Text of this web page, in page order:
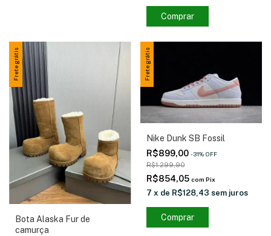
Comprar
Frete grátis
Bota Alaska Fur de
camurça
Frete grátis
Nike Dunk SB Fossil
R$899,00 -31% OFF
R$1.299,90
R$854,05 com Pix
7 x de R$128,43 sem juros
Comprar